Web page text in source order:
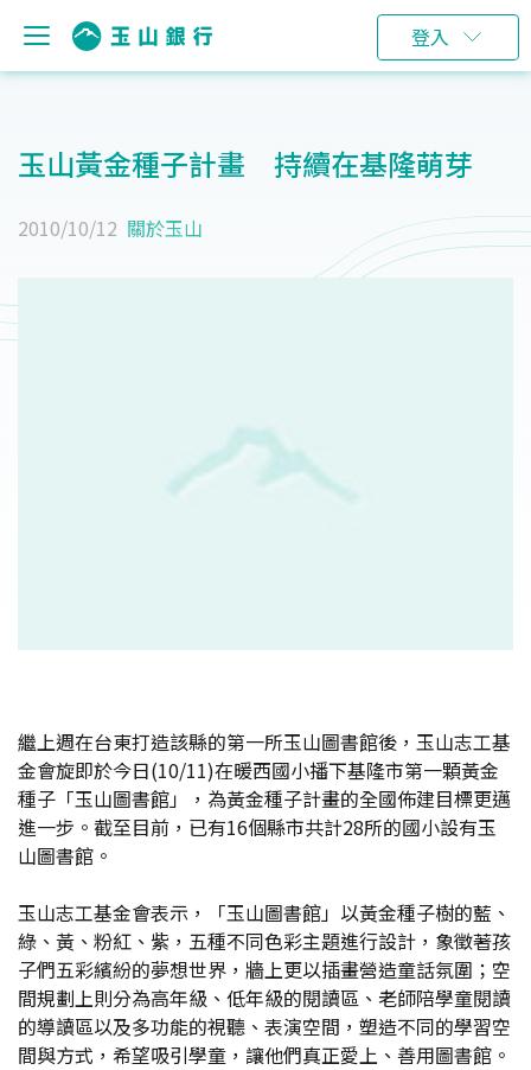
登入
玉山黃金種子計畫 持續在基隆萌芽
2010/10/12 關於玉山
繼上週在台東打造該縣的第一所玉山圖書館後，玉山志工基
金會旋即於今日(10/11)在暖西國小播下基隆市第一顆黃金
種子「玉山圖書館」，為黃金種子計畫的全國佈建目標更邁
進一步。截至目前，已有16個縣市共計28所的國小設有玉
山圖書館。
玉山志工基金會表示，「玉山圖書館」以黃金種子樹的藍、
綠、黃、粉紅、紫，五種不同色彩主題進行設計，象徵著孩
子們五彩繽紛的夢想世界，牆上更以插畫營造童話氛圍；空
間規劃上則分為高年級、低年級的閱讀區、老師陪學童閱讀
的導讀區以及多功能的視聽、表演空間，塑造不同的學習空
間與方式，希望吸引學童，讓他們真正愛上、善用圖書館。